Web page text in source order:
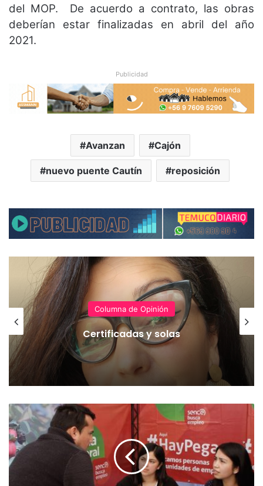
del MOP. De acuerdo a contrato, las obras
deberían estar finalizadas en abril del año
2021.
Publicidad
Avanzan Cajón
nuevo puente Cautín reposición
Columna de Opinión
Certificadas y solas
F
e
r
i
a
L